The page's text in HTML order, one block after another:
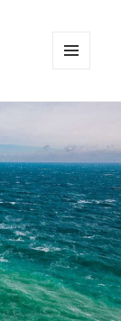
ВИДЖЕТЫ